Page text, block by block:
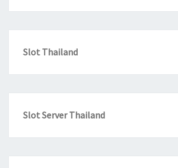
Slot Thailand
Slot Server Thailand